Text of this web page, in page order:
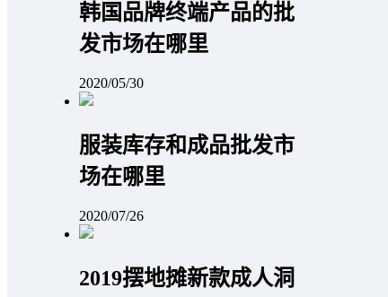
韩国品牌终端产品的批
发市场在哪里
2020/05/30
服装库存和成品批发市
场在哪里
2020/07/26
2019摆地摊新款成人洞